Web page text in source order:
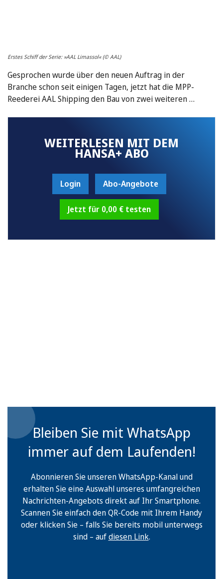
Erstes Schiff der Serie: »AAL Limassol« (© AAL)
Gesprochen wurde über den neuen Auftrag in der
Branche schon seit einigen Tagen, jetzt hat die MPP-
Reederei AAL Shipping den Bau von zwei weiteren …
WEITERLESEN MIT DEM
HANSA+ ABO
Login Abo-Angebote
Jetzt für 0,00 € testen
Bleiben Sie mit WhatsApp
immer auf dem Laufenden!
Abonnieren Sie unseren WhatsApp-Kanal und
erhalten Sie eine Auswahl unseres umfangreichen
Nachrichten-Angebots direkt auf Ihr Smartphone.
Scannen Sie einfach den QR-Code mit Ihrem Handy
oder klicken Sie – falls Sie bereits mobil unterwegs
sind – aufdiesen Link.